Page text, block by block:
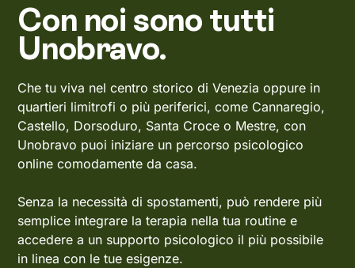
Con noi sono tutti
Unobravo.
Che tu viva nel centro storico di Venezia oppure in
quartieri limitrofi o più periferici, come Cannaregio,
Castello, Dorsoduro, Santa Croce o Mestre, con
Unobravo puoi iniziare un percorso psicologico
online comodamente da casa.
Senza la necessità di spostamenti, può rendere più
semplice integrare la terapia nella tua routine e
accedere a un supporto psicologico il più possibile
in linea con le tue esigenze.